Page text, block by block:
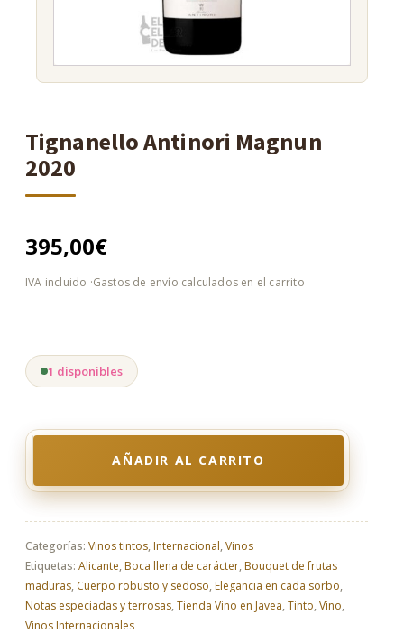
Tignanello Antinori Magnun
2020
395,00€
1 disponibles
Antinori
cantidad
AÑADIR AL CARRITO
Categorías: Vinos tintos, Internacional,Vinos
Etiquetas: Alicante, Boca llena de carácter, Bouquet de frutas
maduras, Cuerpo robusto y sedoso, Elegancia en cada sorbo,
Notas especiadas y terrosas,Tienda Vino en Javea,Tinto,Vino,
Vinos Internacionales